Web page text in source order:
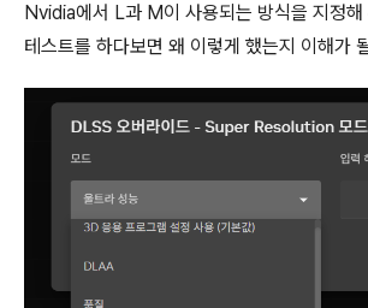
Nvidia에서 L과 M이 사용되는 방식을 지정해
테스트를 하다보면 왜 이렇게 했는지 이해가